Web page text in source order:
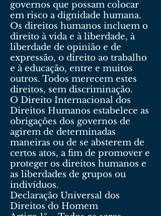
governos que possam colocar
em risco a dignidade humana.
Os direitos humanos incluem o
direito à vida e à liberdade, à
liberdade de opinião e de
expressão, o direito ao trabalho
e à educação, entre e muitos
outros. Todos merecem estes
direitos, sem discriminação.
O Direito Internacional dos
Direitos Humanos estabelece as
obrigações dos governos de
agirem de determinadas
maneiras ou de se absterem de
certos atos, a fim de promover e
proteger os direitos humanos e
as liberdades de grupos ou
indivíduos.
Declaração Universal dos
Direitos do Homem